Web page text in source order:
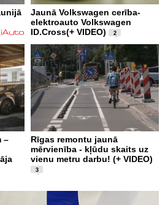
Jaunā Volkswagen cerība-
elektroauto Volkswagen
ID.Cross(+ VIDEO)
2
–
Rīgas remontu jaunā
mērvienība - kļūdu skaits uz
vienu metru darbu! (+ VIDEO)
3